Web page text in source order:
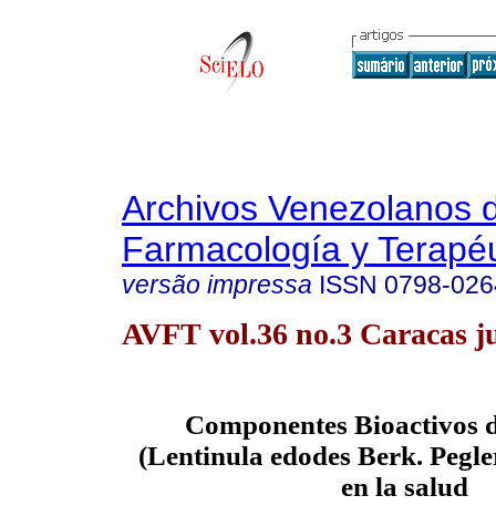
Archivos Venezolanos
Farmacología y
versão impressa ISSN 0798-
AVFT vol.36 no.3 Caracas
Componentes Bioactivos
(Lentinula edodes Berk.
en la salud